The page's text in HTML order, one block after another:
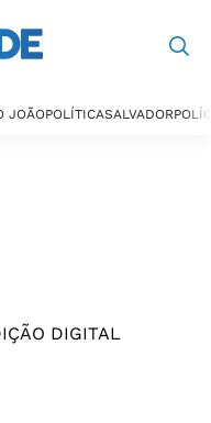
JOÃOPOLÍTICASALVADOR
DIGITAL